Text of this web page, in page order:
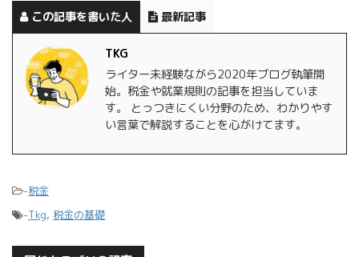
この記事を書いた人 最新記事
TKG
ライター未経験ながら2020年ブログ執筆開
始。税金や就業規則の記事を担当していま
す。 とっつきにくい分野のため、わかりやす
い言葉で解説することを心がけてます。
-税金
-Tkg, 税金の基礎